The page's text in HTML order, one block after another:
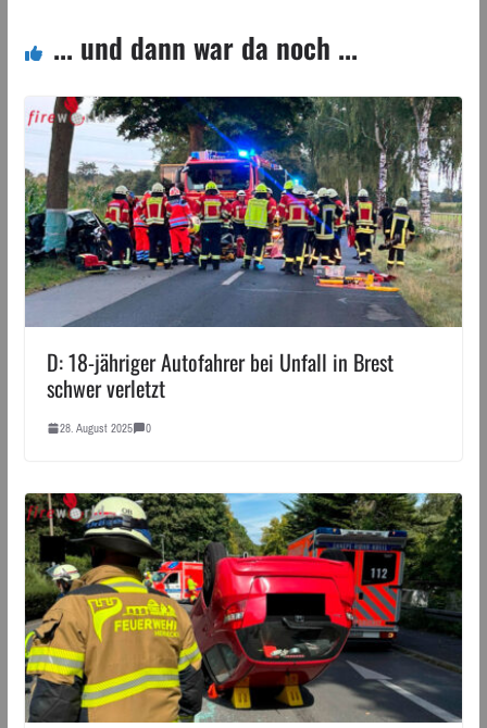
... und dann war da noch ...
D: 18-jähriger Autofahrer bei Unfall in Brest
schwer verletzt
28. August 2025 0